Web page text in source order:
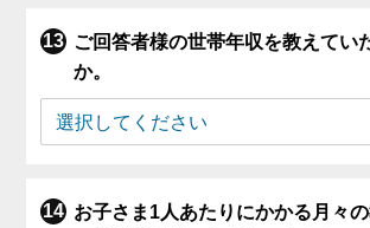
ご回答者様の世帯年収を教えてい
か。
お子さま1人あたりにかかる月々